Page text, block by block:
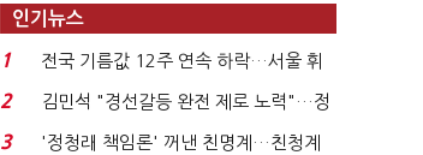
인기뉴스
1
전국 기름값 12주 연속 하락…서울 휘
발윳값 1909원...
2
김민석 "경선갈등 완전 제로 노력"…정
청래 "반명 공세 사...
3
'정청래 책임론' 꺼낸 친명계…친청계